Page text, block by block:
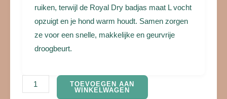
ruiken, terwijl de Royal Dry badjas maat L vocht
opzuigt en je hond warm houdt. Samen zorgen
ze voor een snelle, makkelijke en geurvrije
droogbeurt.
TOEVOEGEN AAN
WINKELWAGEN